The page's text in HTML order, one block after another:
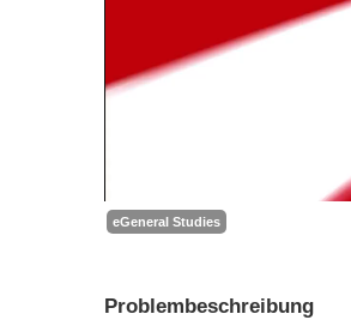
eGeneral Studies
Problembeschreibung